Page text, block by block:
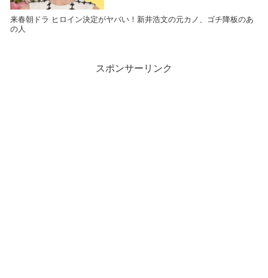
来春朝ドラ ヒロイン決定がヤバい！新井浩文の元カノ、ゴチ降板のあ
の人
スポンサーリンク